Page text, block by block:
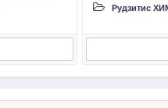
Рудзитис